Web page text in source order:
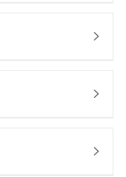


